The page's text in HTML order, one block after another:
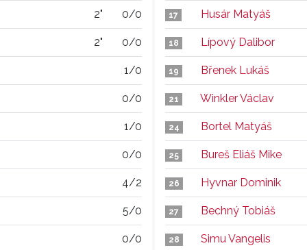
2" 0/0
2" 0/0
1/0
0/0
1/0
0/0
4/2
5/0
0/0
17 Husár Matyáš
18 Lípový Dalibor
19 Břenek Lukáš
21 Winkler Václav
24 Bortel Matyáš
25 Bureš Eliáš Mike
26 Hyvnar Dominik
27 Bechný Tobiáš
28 Simu Vangelis